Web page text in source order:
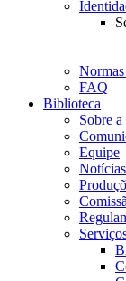
FAQ
Biblioteca
Sobre
Equipe
Notícias